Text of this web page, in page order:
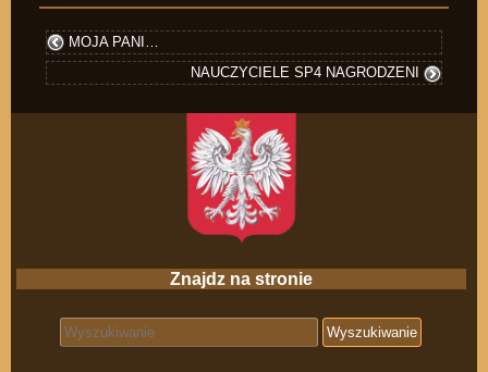
MOJA PANI…
NAUCZYCIELE SP4 NAGRODZENI
Znajdz na stronie
Search for: